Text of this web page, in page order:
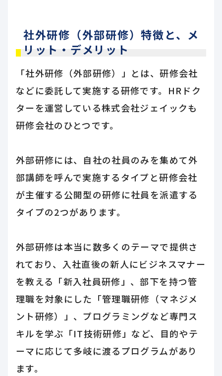
社外研修（外部研修）特徴と、メ
リット・デメリット
「社外研修（外部研修）」とは、研修会社
などに委託して実施する研修です。HRドク
ターを運営している株式会社ジェイックも
研修会社のひとつです。
外部研修には、自社の社員のみを集めて外
部講師を呼んで実施するタイプと研修会社
が主催する公開型の研修に社員を派遣する
タイプの2つがあります。
外部研修は本当に数多くのテーマで提供さ
れており、入社直後の新人にビジネスマナー
を教える「新入社員研修」、部下を持つ管
理職を対象にした「管理職研修（マネジメ
ント研修）」、プログラミングなど専門ス
キルを学ぶ「IT技術研修」など、目的やテ
ーマに応じて多岐に渡るプログラムがあり
ます。